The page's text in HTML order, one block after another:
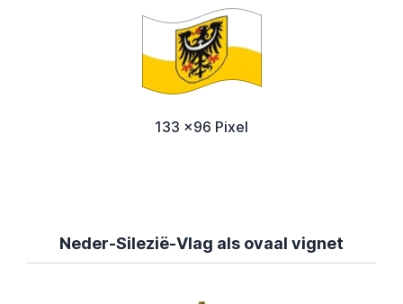
133 x96 Pixel
Neder-Silezië-Vlag als ovaal vignet